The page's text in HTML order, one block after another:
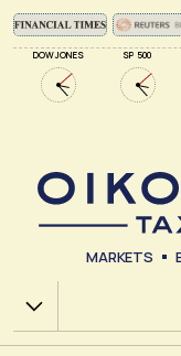
DOW JONES SP 500
MARKETS
Χ.Α.